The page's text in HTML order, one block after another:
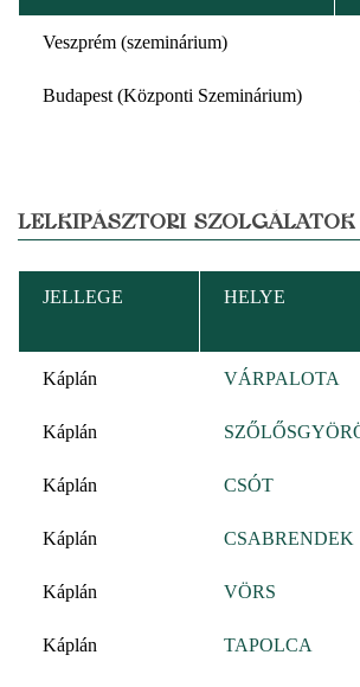
Veszprém (szeminárium)
Budapest (Központi Szeminárium)
LELKIPÁSZTORI SZOLGÁLATOK
JELLEGE HELYE
Káplán
VÁRPALOTA
Káplán
Káplán CSÓT
Káplán CSABRENDEK
Káplán VÖRS
Káplán TAPOLCA